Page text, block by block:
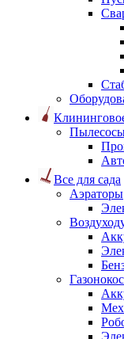
Все для сада
Аэраторы